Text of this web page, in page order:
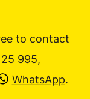
to contact
995,
WhatsApp.